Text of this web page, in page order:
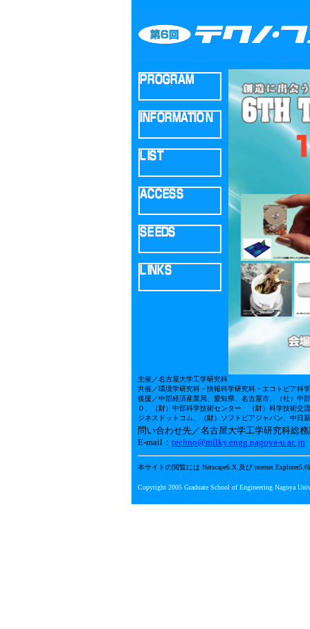
主催／名古屋大学工学研究科
共催／環境学研究科・情報科学研究科・エコトピア科
後援／中部経済産業局、愛知県、名古屋市、（社）中
Ｏ、（財）中部科学技術センター、（財）科学技術交
ジネスドットコム、（財）ソフトピアジャパン、中日
問い合わせ先／名古屋大学工学研究科総
E-mail： techno@milky.engg.nagoya-u.ac.jp
本サイトの閲覧には Netscape6.X 及び nternet
Copyright 2005 Graduate School of Engineering Nagoya